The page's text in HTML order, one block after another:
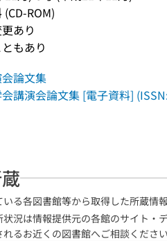
ROM)
あり
もあり
論文集
講演会論文集 [電子資料]
る各図書館等から取得した所蔵情
況は情報提供元の各館のサイト
るお近くの図書館へご相談くださ